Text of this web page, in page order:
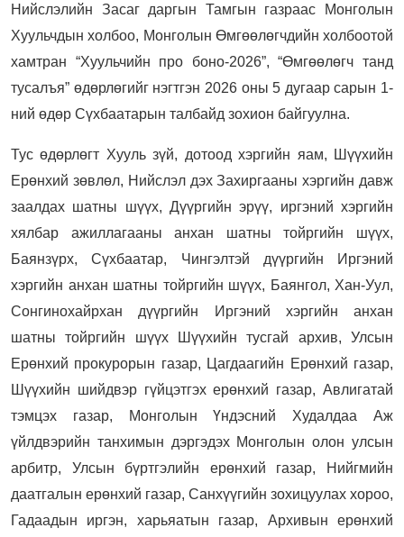
Нийслэлийн Засаг даргын Тамгын газраас Монголын
Хуульчдын холбоо, Монголын Өмгөөлөгчдийн холбоотой
хамтран “Хуульчийн про боно-2026”, “Өмгөөлөгч танд
тусалъя” өдөрлөгийг нэгтгэн 2026 оны 5 дугаар сарын 1-
ний өдөр Сүхбаатарын талбайд зохион байгуулна.
Тус өдөрлөгт Хууль зүй, дотоод хэргийн яам, Шүүхийн
Ерөнхий зөвлөл, Нийслэл дэх Захиргааны хэргийн давж
заалдах шатны шүүх, Дүүргийн эрүү, иргэний хэргийн
хялбар ажиллагааны анхан шатны тойргийн шүүх,
Баянзүрх, Сүхбаатар, Чингэлтэй дүүргийн Иргэний
хэргийн анхан шатны тойргийн шүүх, Баянгол, Хан-Уул,
Сонгинохайрхан дүүргийн Иргэний хэргийн анхан
шатны тойргийн шүүх Шүүхийн тусгай архив, Улсын
Ерөнхий прокурорын газар, Цагдаагийн Ерөнхий газар,
Шүүхийн шийдвэр гүйцэтгэх ерөнхий газар, Авлигатай
тэмцэх газар, Монголын Үндэсний Худалдаа Аж
үйлдвэрийн танхимын дэргэдэх Монголын олон улсын
арбитр, Улсын бүртгэлийн ерөнхий газар, Нийгмийн
даатгалын ерөнхий газар, Санхүүгийн зохицуулах хороо,
Гадаадын иргэн, харьяатын газар, Архивын ерөнхий